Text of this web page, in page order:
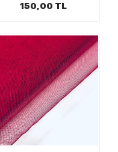
150,00 TL